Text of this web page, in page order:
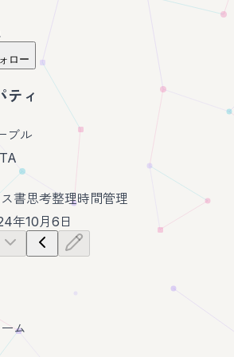
ロー
ティ
ブル
書思考整理時間管理
年10月6日
ム